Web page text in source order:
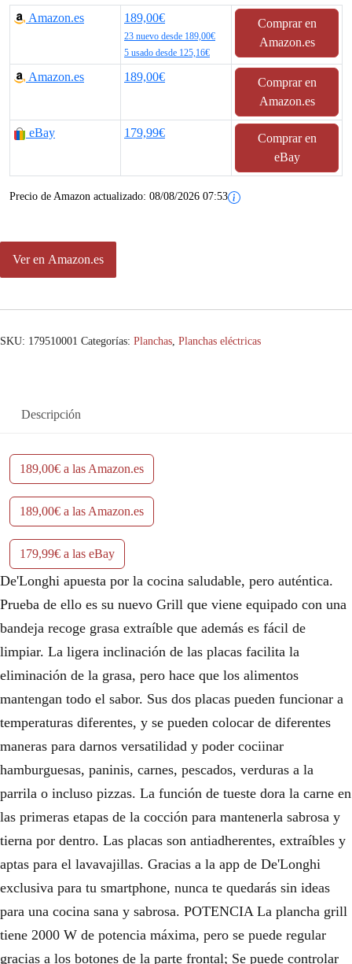
e
i
i
n
a
l
:
1
9
9
,
0
0
€
.
e
c
i
a
t
e
s
9
,
0
€
.
Amazon.es 189,00€
23 nuevo desde 189,00€
5 usado desde 125,16€
Comprar en
Amazon.es
Amazon.es 189,00€
Comprar en
Amazon.es
eBay 179,99€
Comprar en
eBay
Precio de Amazon actualizado: 08/08/2026 07:53
Ver en Amazon.es
SKU: 179510001 Categorías: Planchas, Planchas eléctricas
Descripción
189,00€ a las Amazon.es
189,00€ a las Amazon.es
179,99€ a las eBay
De'Longhi apuesta por la cocina saludable, pero auténtica.
Prueba de ello es su nuevo Grill que viene equipado con una
bandeja recoge grasa extraíble que además es fácil de
limpiar. La ligera inclinación de las placas facilita la
eliminación de la grasa, pero hace que los alimentos
mantengan todo el sabor. Sus dos placas pueden funcionar a
temperaturas diferentes, y se pueden colocar de diferentes
maneras para darnos versatilidad y poder cociinar
hamburguesas, paninis, carnes, pescados, verduras a la
parrila o incluso pizzas. La función de tueste dora la carne en
las primeras etapas de la cocción para mantenerla sabrosa y
tierna por dentro. Las placas son antiadherentes, extraíbles y
aptas para el lavavajillas. Gracias a la app de De'Longhi
exclusiva para tu smartphone, nunca te quedarás sin ideas
para una cocina sana y sabrosa. POTENCIA La plancha grill
tiene 2000 W de potencia máxima, pero se puede regular
gracias a los botones de la parte frontal; Se puede controlar